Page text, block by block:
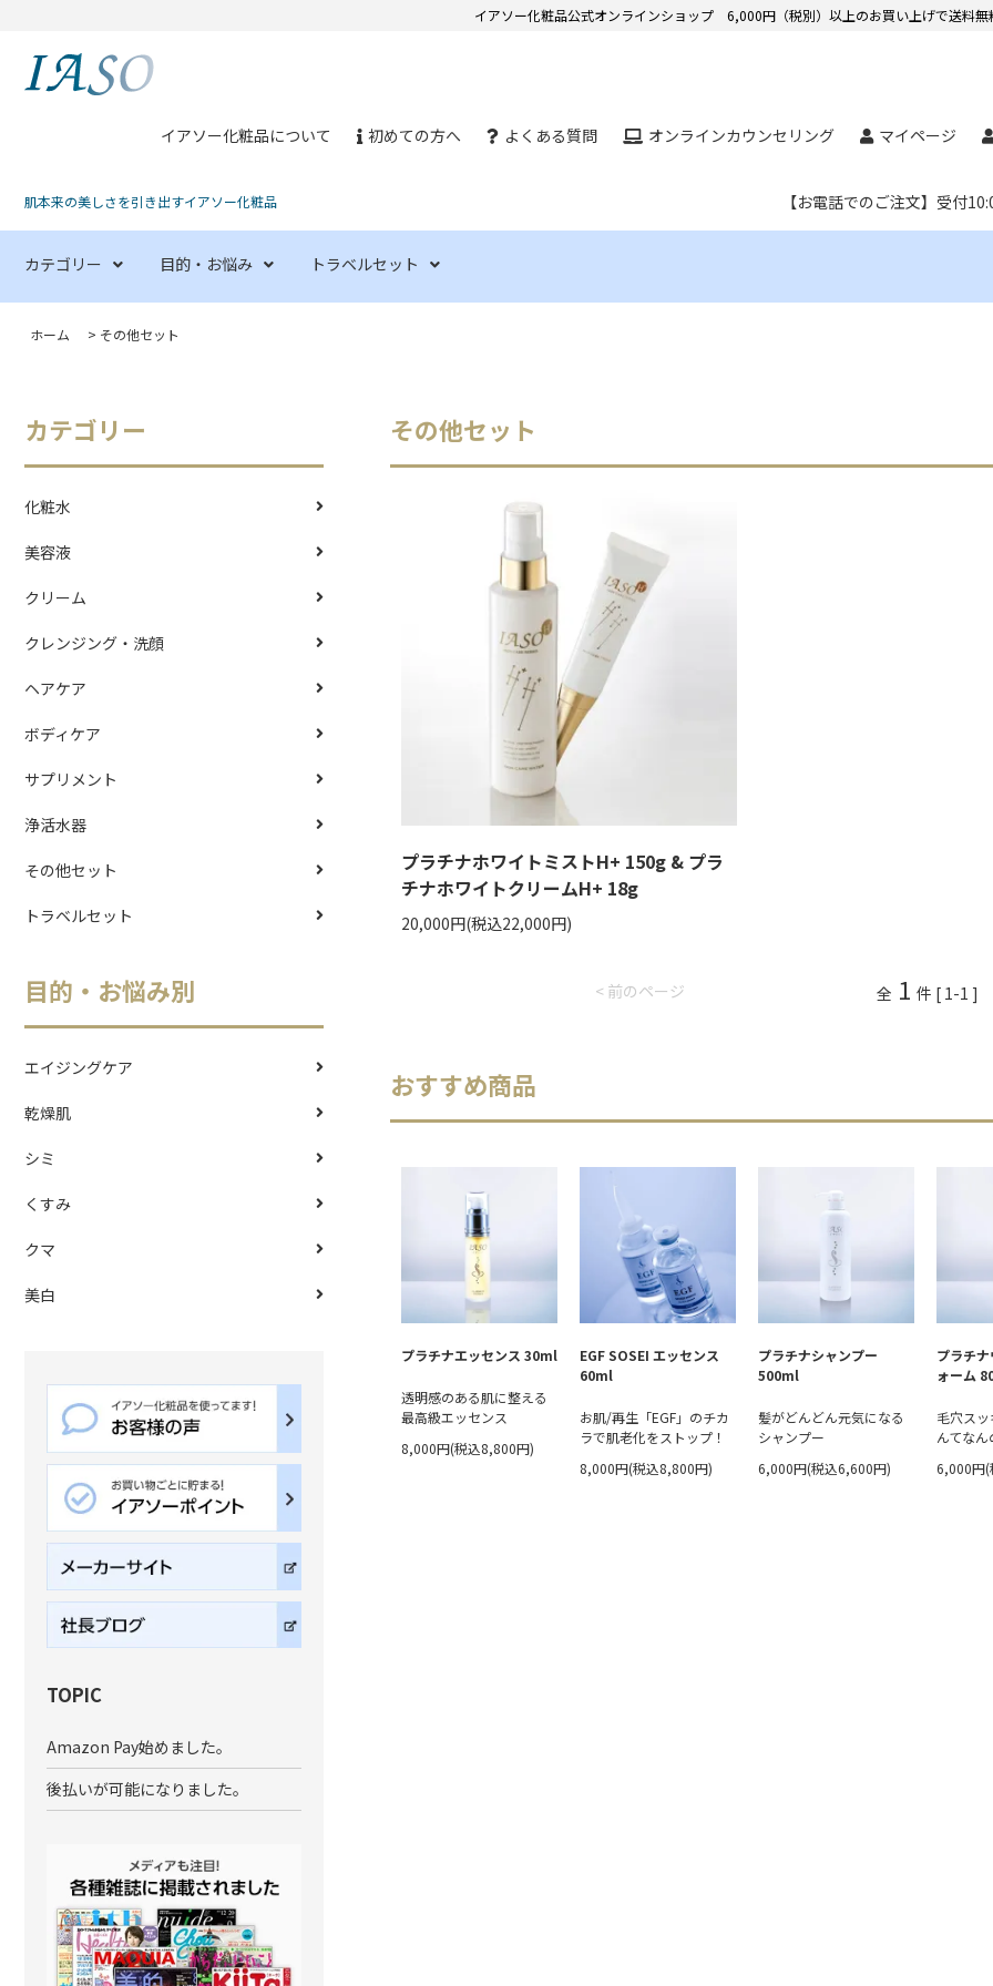
イアソー化粧品公式オンラインショップ 6,000円（税別）以上のお買い上げで送料無
イアソー化粧品について 初めての方へ よくある質問 オンラインカウンセリング マイページ
肌本来の美しさを引き出すイアソー化粧品 【お電話でのご注文】受付
カテゴリー 目的・お悩み トラベルセット
ホーム > その他セット
カテゴリー
化粧水
美容液
クリーム
クレンジング・洗顔
ヘアケア
ボディケア
サプリメント
浄活水器
その他セット
トラベルセット
目的・お悩み別
エイジングケア
乾燥肌
シミ
くすみ
クマ
美白
TOPIC
Amazon Pay始めました。
後払いが可能になりました。
その他セット
プラチナホワイトミストH+ 150g & プラ
チナホワイトクリームH+ 18g
20,000円(税込22,000円)
< 前のページ 全 1 件 [ 1-1 ]
おすすめ商品
プラチナエッセンス 30ml
透明感のある肌に整える
最高級エッセンス
8,000円(税込8,800円)
EGF SOSEI エッセンス
60ml
お肌/再生「EGF」のチカ
ラで肌老化をストップ！
8,000円(税込8,800円)
プラチナシャンプー
500ml
髪がどんどん元気になる
シャンプー
6,000円(税込6,600円)
プラチ
ォーム
毛穴ス
んてなん
6,000円(